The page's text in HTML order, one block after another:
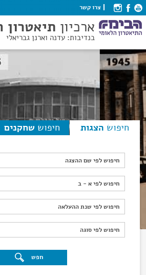
צרו קשר
ארכיון תיאטרון
בנדיבות: עדנה וארנן גבריאלי
חיפוש הצגות חיפוש שחקנים
חיפוש לפי שם ההצגה
חיפוש לפי א - ב
חיפוש לפי א - ב
חיפוש לפי שנת ההעלאה
חיפוש לפי שנת ההעלאה
חיפוש לפי סוגה
חיפוש לפי סוגה
חפש